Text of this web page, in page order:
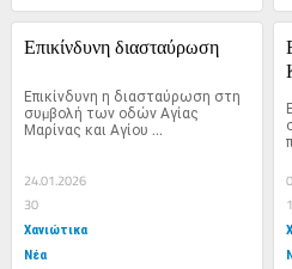
Επικίνδυνη διασταύρωση
Επικίνδυνη η διασταύρωση στη
συµβολή των οδών Αγίας
Μαρίνας και Αγίου
Παντελεήµονα στη συνοικία...
24.01.2026
30
Χανιώτικα
Νέα